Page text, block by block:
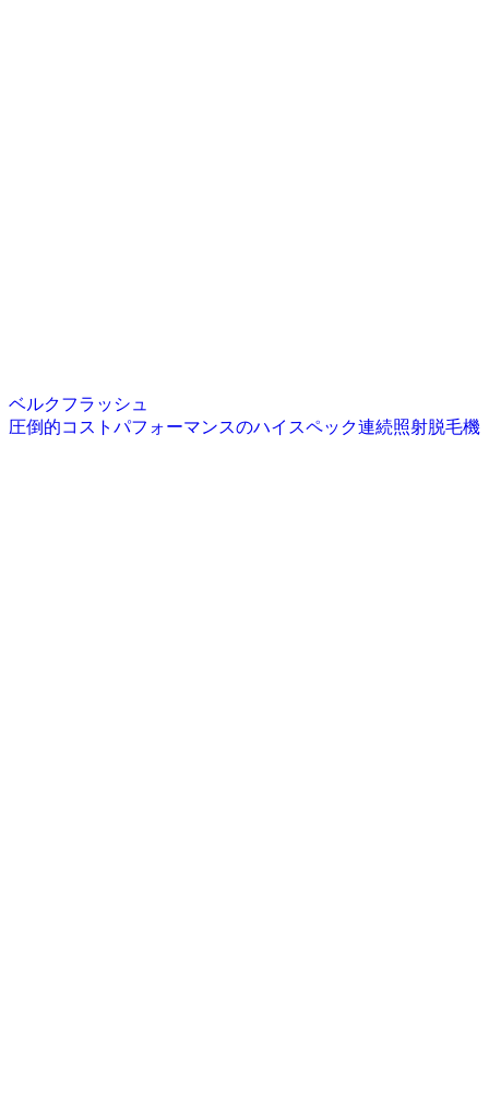
ベルクフラッシュ
圧倒的コストパフォーマンスのハイスペック連続照射脱毛機